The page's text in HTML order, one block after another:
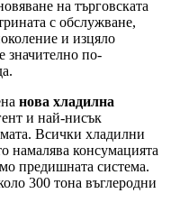
на търговската
с обслужване,
и изцяло
значително по-
нова хладилна
и най-нисък
Всички хладилни
намалява консумацията
предишната система.
300 тона въглеродни